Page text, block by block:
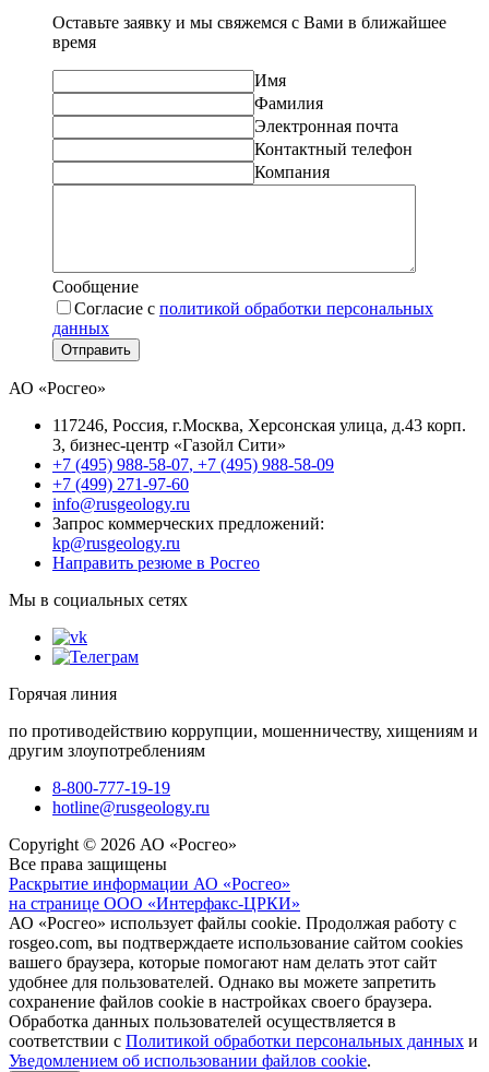
Оставьте заявку и мы свяжемся с Вами в ближайшее
время
Имя
Фамилия
Электронная почта
Контактный телефон
Компания
Сообщение
Согласие с политикой обработки персональных
данных
Отправить
АО «Росгео»
117246, Россия, г.Москва, Херсонская улица, д.43 корп.
3, бизнес-центр «Газойл Сити»
+7 (495) 988-58-07, +7 (495) 988-58-09
+7 (499) 271-97-60
info@rusgeology.ru
Запрос коммерческих предложений:
kp@rusgeology.ru
Направить резюме в Росгео
Мы в социальных сетях
Горячая линия
по противодействию коррупции, мошенничеству, хищениям и
другим злоупотреблениям
8-800-777-19-19
hotline@rusgeology.ru
Copyright © 2026 АО «Росгео»
Все права защищены
Раскрытие информации АО «Росгео»
на странице ООО «Интерфакс-ЦРКИ»
АО «Росгео» использует файлы cookie. Продолжая работу с
rosgeo.com, вы подтверждаете использование сайтом cookies
вашего браузера, которые помогают нам делать этот сайт
удобнее для пользователей. Однако вы можете запретить
сохранение файлов cookie в настройках своего браузера.
Обработка данных пользователей осуществляется в
соответствии с Политикой обработки персональных данных и
Уведомлением об использовании файлов cookie.